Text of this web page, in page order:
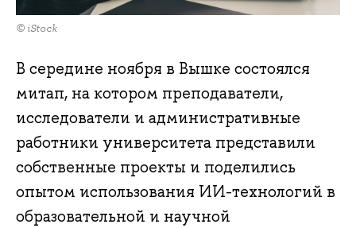
© iStock
В середине ноября в Вышке состоялся
митап, на котором преподаватели,
исследователи и административные
работники университета представили
собственные проекты и поделились
опытом использования ИИ-технологий в
образовательной и научной